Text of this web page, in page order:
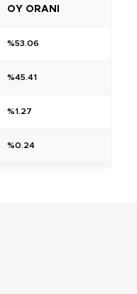
OY ORANI
%53.06
%45.41
%1.27
%0.24